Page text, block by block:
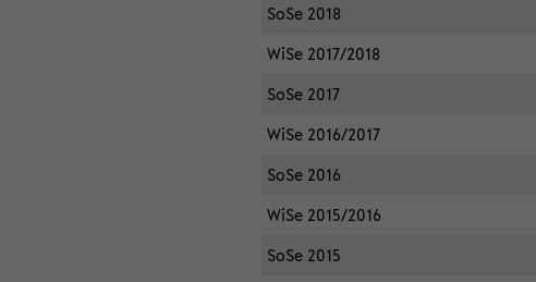
SoSe 2018
WiSe 2017/2018
SoSe 2017
WiSe 2016/2017
SoSe 2016
WiSe 2015/2016
SoSe 2015